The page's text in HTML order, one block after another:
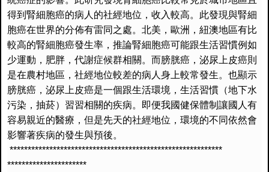
得到腎細胞癌的病人的社經地位，收入較高。此發現與腎細
胞癌在世界的分佈有雷同之處。 北美，歐洲，紐澳地區有比
較高的腎細胞癌發生率， 推論腎細胞癌可能跟生活習慣例如
少運動，肥胖，代謝症候群相關。 而膀胱癌，泌尿上皮癌則
是在農村地區， 社經地位較差的病人身上較常發生。也顯示
膀胱癌， 泌尿上皮癌是一個跟生活環境，生活習慣（地下水
污染，抽菸） 習習相關的疾病。即便我國健保體制讓國人有
容易親近的醫療， 但是先天的社經地位，環境的不同依然會
影響著疾病的發生與預後。
***********************************************************
**********************